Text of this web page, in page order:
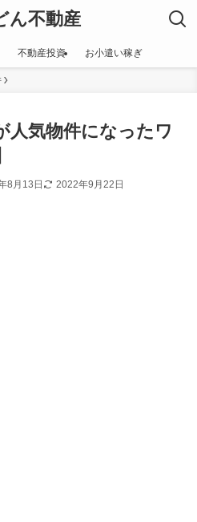
ん不動産
不動産投資 お小遣い稼ぎ
人気物件になったワ
8月13日 2022年9月22日